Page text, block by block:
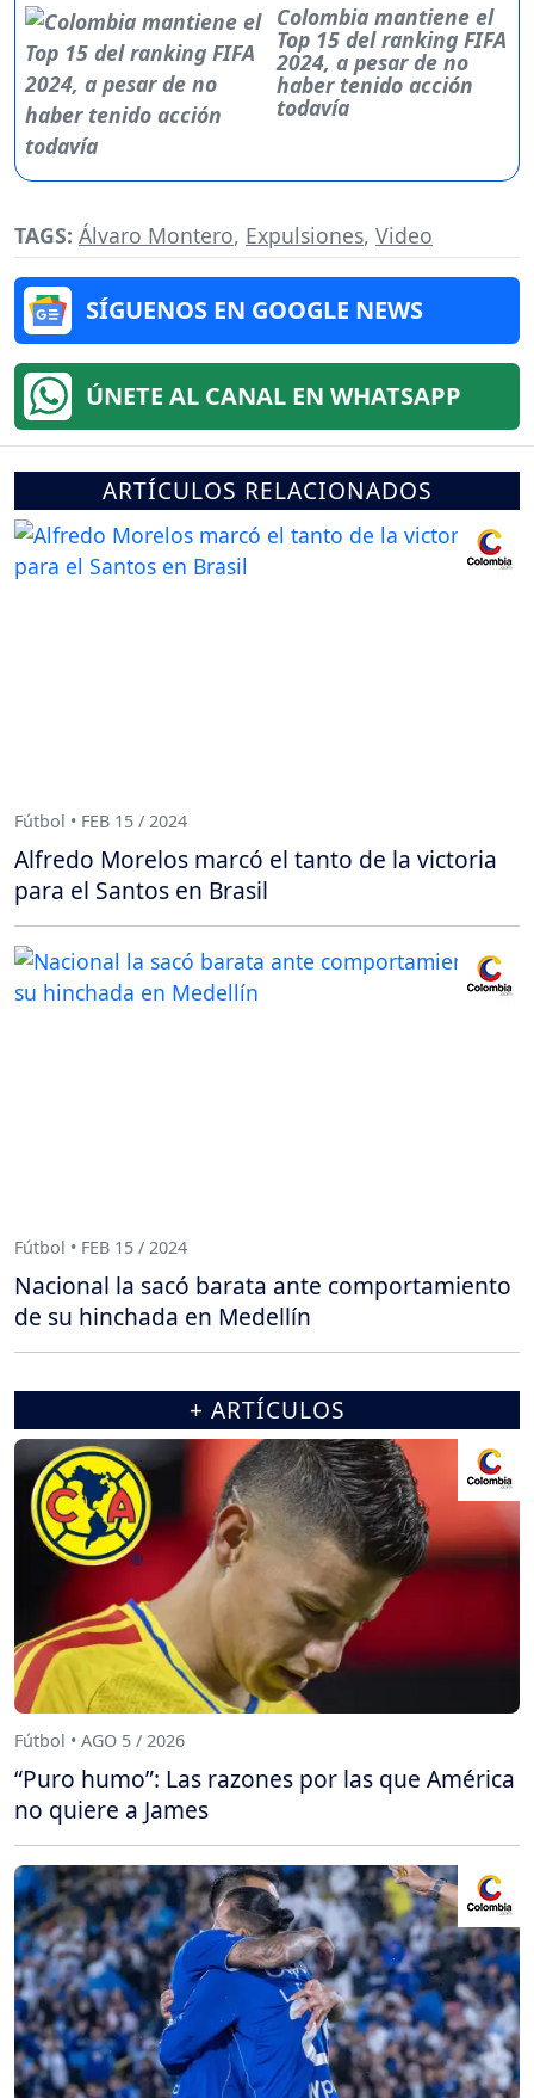
Colombia mantiene el
Top 15 del ranking FIFA
2024, a pesar de no
haber tenido acción
todavía
TAGS: Álvaro Montero, Expulsiones, Video
SÍGUENOS EN GOOGLE NEWS
ÚNETE AL CANAL EN WHATSAPP
ARTÍCULOS RELACIONADOS
Fútbol • FEB 15 / 2024
Alfredo Morelos marcó el tanto de la victoria
para el Santos en Brasil
Fútbol • FEB 15 / 2024
Nacional la sacó barata ante comportamiento
de su hinchada en Medellín
+ ARTÍCULOS
Fútbol • AGO 5 / 2026
“Puro humo”: Las razones por las que América
no quiere a James